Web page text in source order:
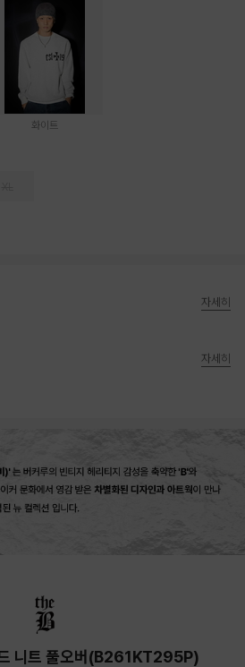
화이트
자세히
자세히
니트 풀오버(B261KT295P)